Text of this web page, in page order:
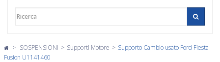
> SOSPENSIONI > Supporti Motore > Supporto Cambio usato Ford Fiesta
Fusion U1141460